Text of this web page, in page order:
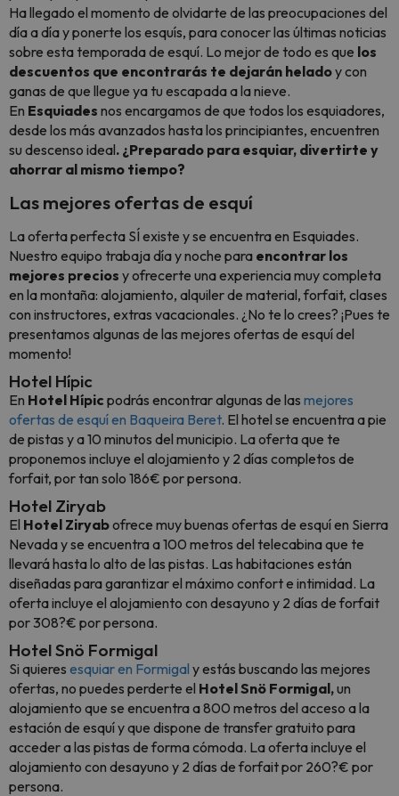
Ha llegado el momento de olvidarte de las preocupaciones del
día a día y ponerte los esquís, para conocer las últimas noticias
sobre esta temporada de esquí. Lo mejor de todo es que los
descuentos que encontrarás te dejarán heladoy con
ganas de que llegue ya tu escapada a la nieve.
En Esquiades nos encargamos de que todos los esquiadores,
desde los más avanzados hasta los principiantes, encuentren
su descenso ideal. ¿Preparado para esquiar, divertirte y
ahorrar al mismo tiempo?
Las mejores ofertas de esquí
La oferta perfecta SÍ existe y se encuentra en Esquiades.
Nuestro equipo trabaja día y noche para encontrar los
mejores precios y ofrecerte una experiencia muy completa
en la montaña: alojamiento, alquiler de material, forfait, clases
con instructores, extras vacacionales. ¿No te lo crees? ¡Pues te
presentamos algunas de las mejores ofertas de esquí del
momento!
Hotel Hípic
En Hotel Hípic podrás encontrar algunas de las mejores
ofertas de esquí en Baqueira Beret. El hotel se encuentra a pie
de pistas y a 10 minutos del municipio. La oferta que te
proponemos incluye el alojamiento y 2 días completos de
forfait, por tan solo 186€ por persona.
Hotel Ziryab
El Hotel Ziryabofrece muy buenas ofertas de esquí en Sierra
Nevada y se encuentra a 100 metros del telecabina que te
llevará hasta lo alto de las pistas. Las habitaciones están
diseñadas para garantizar el máximo confort e intimidad. La
oferta incluye el alojamiento con desayuno y 2 días de forfait
por 308?€ por persona.
Hotel Snö Formigal
Si quieres esquiar en Formigal y estás buscando las mejores
ofertas, no puedes perderte el Hotel Snö Formigal,un
alojamiento que se encuentra a 800 metros del acceso a la
estación de esquí y que dispone de transfer gratuito para
acceder a las pistas de forma cómoda. La oferta incluye el
alojamiento con desayuno y 2 días de forfait por 260?€ por
persona.